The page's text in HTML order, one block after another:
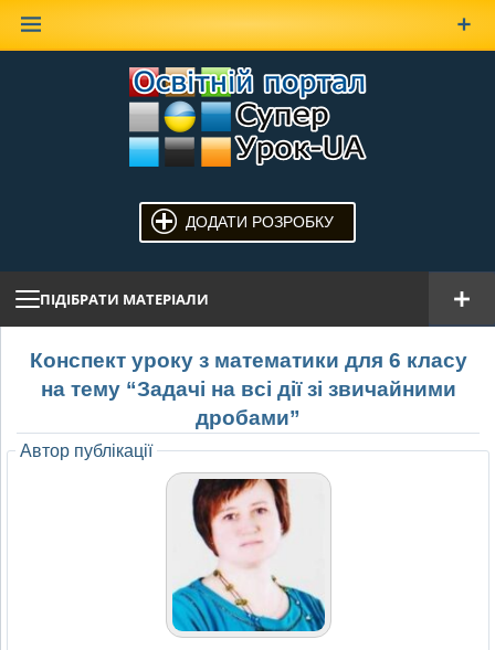
ДОДАТИ РОЗРОБКУ
ПІДІБРАТИ МАТЕРІАЛИ
Конспект уроку з математики для 6 класу
на тему “Задачі на всі дії зі звичайними
дробами”
Автор публікації